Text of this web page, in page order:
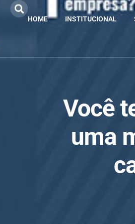
HOME INSTITUCIONAL
Você
uma